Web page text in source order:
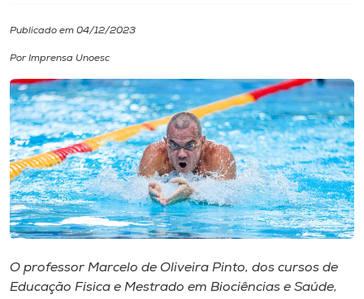
Internacionalização
I.nova
Diplomados
Cultura
CPA
Publicado em 04/12/2023
Por Imprensa Unoesc
O professor Marcelo de Oliveira Pinto, dos cursos de
Educação Física e Mestrado em Biociências e Saúde,